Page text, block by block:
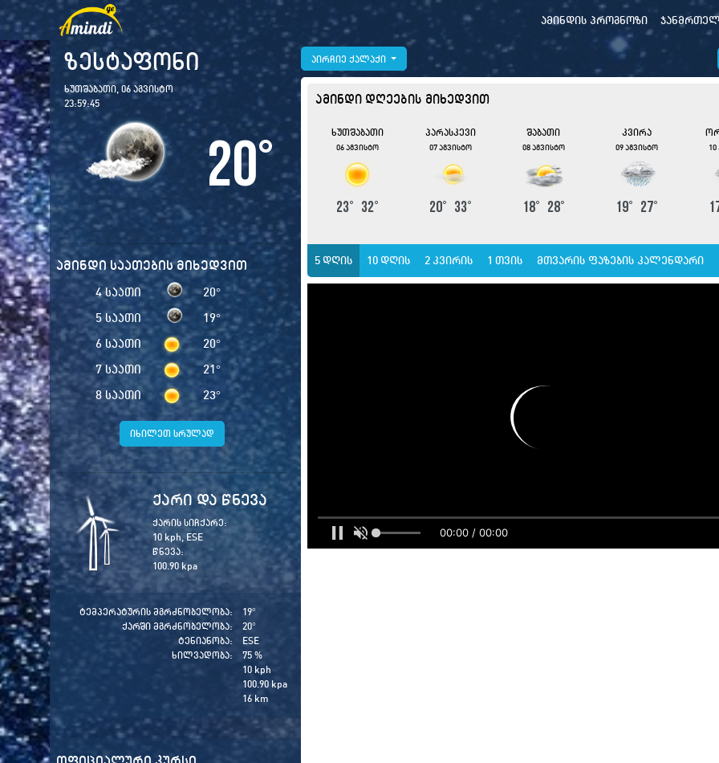
ამინდის პროგნოზი
ზესტაფონი
ხუთშაბათი, 06 აგვისტო
23:59:47
20°
ამინდი საათების მიხედვით
4 საათი 20°
5 საათი
19°
6 საათი
20°
7 საათი
21°
8 საათი
23°
იხილეთ სრულად
ქარი და წნევა
ქარის სიჩქარე:
10 kph, ESE
წნევა:
100.90 kpa
ტემპერატურის მგრძნობელობა:
ქარში მგრძნობელობა:
ტენიანობა:
ხილვადობა:
19°
20°
ESE
75 %
10 kph
100.90 kpa
16 km
აირჩიე ქალაქი
ამინდი დღეების მიხედვით
ხუთშაბათი
06 აგვისტო
23° 32°
პარასკევი
07 აგვისტო
20° 33°
შაბათი
08 აგვისტო
18° 28°
კვირა
09 აგვისტო
19° 27°
5 დღის 10 დღის 2 კვირის 1 თვის მთვარის ფაზების კალენდარი
00:00 / 00:00